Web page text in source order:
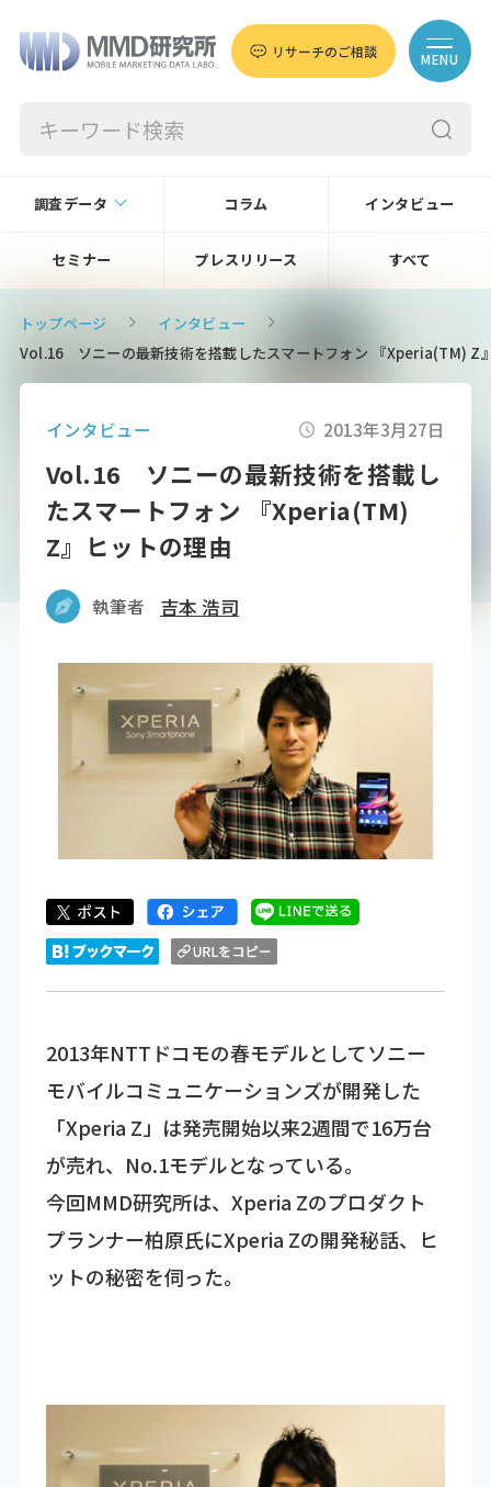
リサーチのご相談 MENU
調査データ コラム インタビュー
セミナー プレスリリース すべて
トップページ
インタビュー
Vol.16 ソニーの最新技術を搭載したスマートフォン 『Xperia(TM) Z
インタビュー 2013年3月27日
Vol.16 ソニーの最新技術を搭載し
たスマートフォン 『Xperia(TM)
Z』ヒットの理由
執筆者 吉本 浩司
2013年NTTドコモの春モデルとしてソニー
モバイルコミュニケーションズが開発した
「Xperia Z」は発売開始以来2週間で16万台
が売れ、No.1モデルとなっている。
今回MMD研究所は、Xperia Zのプロダクト
プランナー柏原氏にXperia Zの開発秘話、ヒ
ットの秘密を伺った。